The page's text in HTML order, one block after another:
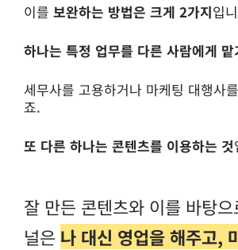
이를 보완하는 방법은 크게 2가지입
하나는 특정 업무를 다른 사람에게 맡
세무사를 고용하거나 마케팅 대행사
죠.
또 다른 하나는 콘텐츠를 이용하는 것
잘 만든 콘텐츠와 이를 바탕
널은 나 대신 영업을 해주고,